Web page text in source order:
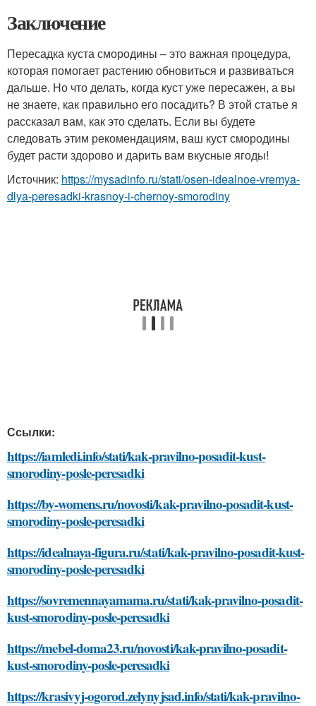
Заключение
Пересадка куста смородины – это важная процедура,
которая помогает растению обновиться и развиваться
дальше. Но что делать, когда куст уже пересажен, а вы
не знаете, как правильно его посадить? В этой статье я
рассказал вам, как это сделать. Если вы будете
следовать этим рекомендациям, ваш куст смородины
будет расти здорово и дарить вам вкусные ягоды!
Источник: https://mysadinfo.ru/stati/osen-idealnoe-vremya-
dlya-peresadki-krasnoy-i-chernoy-smorodiny
Ссылки:
https://iamledi.info/stati/kak-pravilno-posadit-kust-
smorodiny-posle-peresadki
https://by-womens.ru/novosti/kak-pravilno-posadit-kust-
smorodiny-posle-peresadki
https://idealnaya-figura.ru/stati/kak-pravilno-posadit-kust-
smorodiny-posle-peresadki
https://sovremennayamama.ru/stati/kak-pravilno-posadit-
kust-smorodiny-posle-peresadki
https://mebel-doma23.ru/novosti/kak-pravilno-posadit-
kust-smorodiny-posle-peresadki
https://krasivyj-ogorod.zelynyjsad.info/stati/kak-pravilno-